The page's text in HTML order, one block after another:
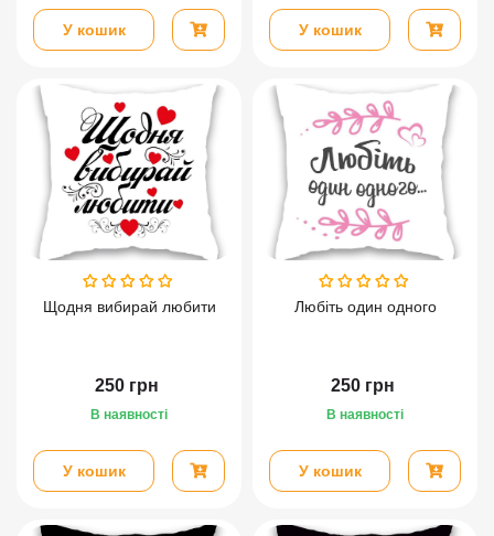
У кошик У кошик
Щодня вибирай любити
250 грн
В наявності
У кошик
Любіть один одного
250 грн
В наявності
У кошик